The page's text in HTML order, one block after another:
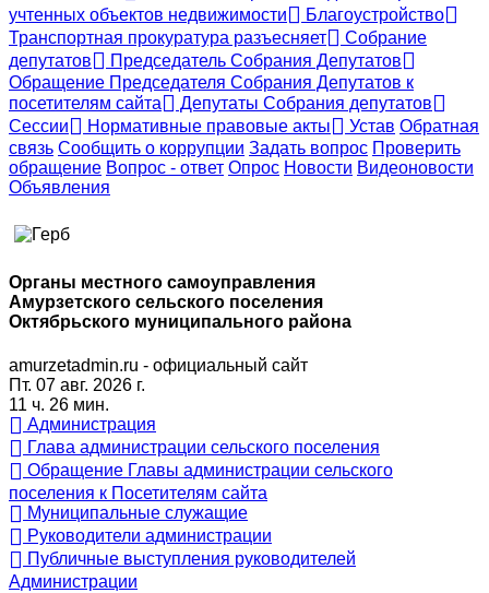
учтенных объектов недвижимости
Благоустройство
Транспортная прокуратура разъесняет
Собрание
депутатов
Председатель Собрания Депутатов
Обращение Председателя Собрания Депутатов к
посетителям сайта
Депутаты Собрания депутатов
Сессии
Нормативные правовые акты Устав Обратная
связь Сообщить о коррупции Задать вопрос Проверить
обращение Вопрос - ответ Опрос Новости Видеоновости
Объявления
Органы местного самоуправления
Амурзетского сельского поселения
Октябрьского муниципального района
amurzetadmin.ru - официальный сайт
Пт. 07 авг. 2026 г.
11 ч. 26 мин.
Администрация
Глава администрации сельского поселения
Обращение Главы администрации сельского
поселения к Посетителям сайта
Муниципальные служащие
Руководители администрации
Публичные выступления руководителей
Администрации